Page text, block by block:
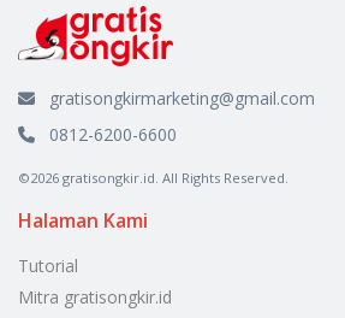
gratisongkirmarketing@gmail.com
0812-6200-6600
©2026 gratisongkir.id. All Rights Reserved.
Halaman Kami
Tutorial
Mitra gratisongkir.id